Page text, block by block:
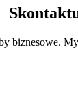
biznesowe.